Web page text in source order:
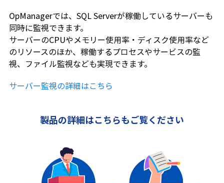
OpManagerでは、SQL Serverが稼働しているサーバーも
同時に監視できます。
サーバーのCPUやメモリー使用率・ディスク使用率など
のリソースのほか、稼働するプロセスやサービスの監
視、ファイル監視なども実現できます。
サーバー監視の詳細はこちら
製品の詳細はこちらもご覧ください